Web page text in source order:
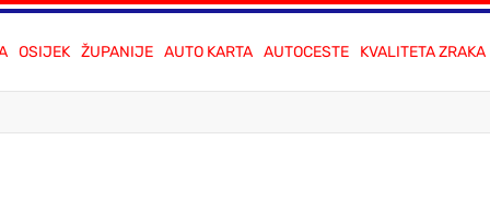
OSIJEK ŽUPANIJE AUTO KARTA AUTOCESTE KVALITETA ZRAKA